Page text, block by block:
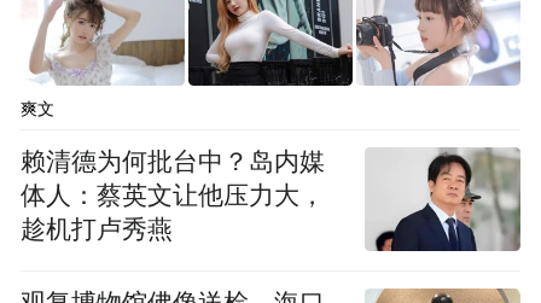
因缘际会，他第一眼便看中了沙溪东南村8号
爽文
赖清德为何批台中？岛内媒
体人：蔡英文让他压力大，
趁机打卢秀燕